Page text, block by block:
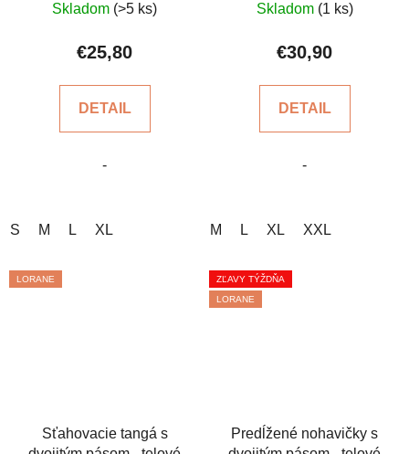
hodnotenie
produktu
z
hviezdičiek.
Skladom (>5 ks)
€25,80
DETAIL
-
S M L XL
hodnotenie
produktu
z
hviezdičiek.
Skladom (1 ks)
€30,90
DETAIL
-
M L XL XXL
LORANE
Sťahovacie tangá s
ZĽAVY TÝŽDŇA
LORANE
Predĺžené nohavičky s